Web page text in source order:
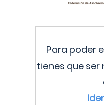
Para poder
tienes que ser